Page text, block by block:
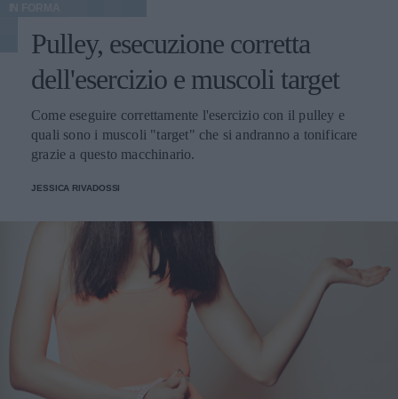
Pulley, esecuzione corretta
dell'esercizio e muscoli target
Come eseguire correttamente l'esercizio con il pulley e
quali sono i muscoli "target" che si andranno a tonificare
grazie a questo macchinario.
JESSICA RIVADOSSI